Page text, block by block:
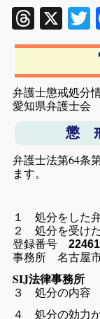
X
弁護士懲戒処分
愛知県弁護士会
懲
弁護士法第64条
ます。
１ 処分をした
２ 処分を受け
登録番号 22461
事務所 名古屋市
SIJ法律事務所
３ 処分の内
４ 処分の効力